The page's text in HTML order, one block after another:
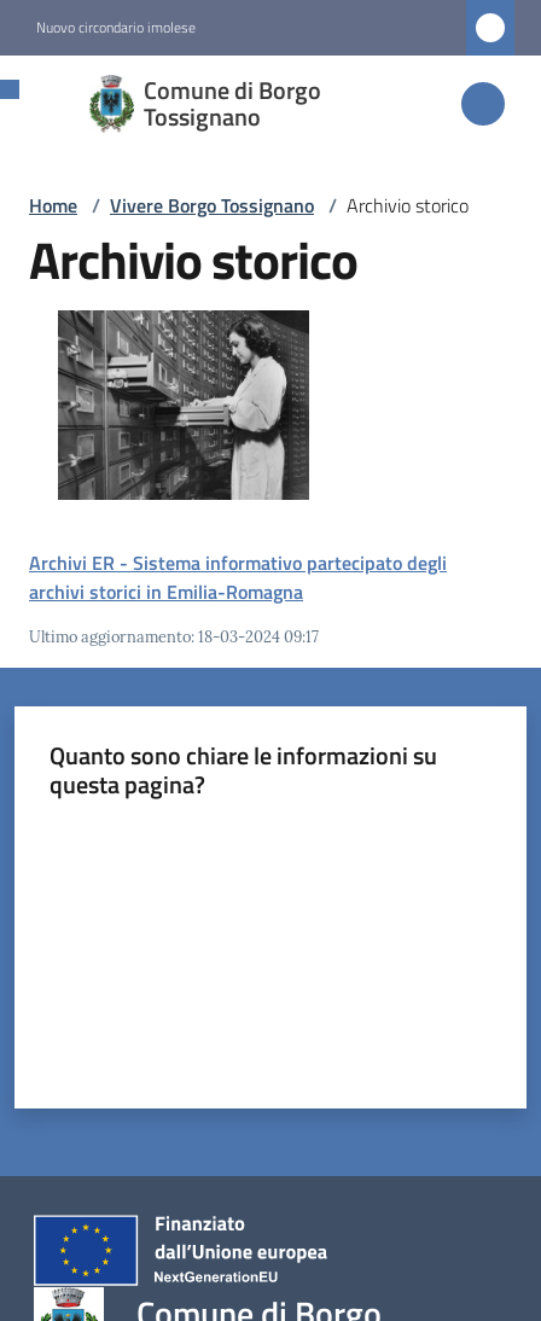
Nuovo circondario imolese
Comune di Borgo
Tossignano
Comune di
Borgo
Amministrazione
Novità
Servizi
Vivere
Borgo
line
Home / Vivere Borgo Tossignano / Archivio storico
Archivio storico
Archivi ER - Sistema informativo partecipato degli
archivi storici in Emilia-Romagna
Ultimo aggiornamento:18-03-2024 09:17
Quanto sono chiare le informazioni su
questa pagina?